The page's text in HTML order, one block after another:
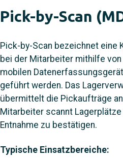
Pick-by-Scan
Pick-by-Scan bezeichnet eine
bei der Mitarbeiter mithilfe
mobilen
geführt werden. Das
übermittelt die Pickaufträge
Mitarbeiter scannt
Entnahme zu bestätigen.
Typische Einsatzbereiche: